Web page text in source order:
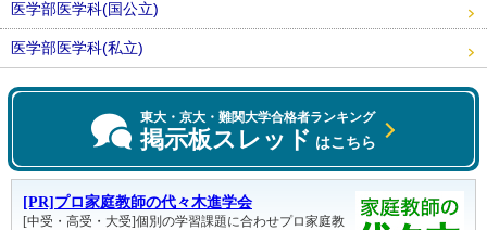
医学部医学科(国公立)
医学部医学科(私立)
東大・京大・難関大学合格者ランキング
掲示板スレッド はこちら